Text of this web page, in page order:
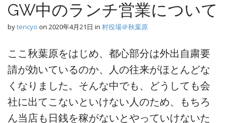
GW中のランチ営業について
bytencyo on 2020年4月21日 in 村役場＠秋葉原
ここ秋葉原をはじめ、都心部分は外出自粛要
請が効いているのか、人の往来がほとんどな
くなりました。そんな中でも、どうしても会
社に出てこないといけない人のため、もちろ
ん当店も日銭を稼がないとやっていけないた